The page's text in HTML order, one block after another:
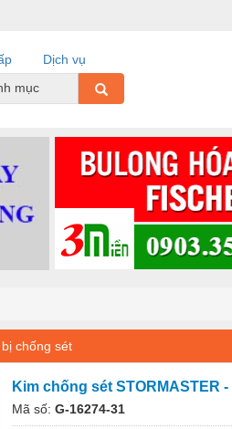
Dịch vụ
mục
chống sét
Kim chống sét STORMASTER -
Mã số: G-16274-31